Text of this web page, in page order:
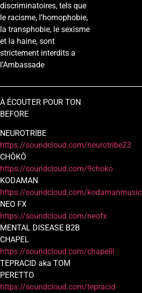
discriminatoires, tels que
le racisme, l’homophobie,
la transphobie, le sexisme
et la haine, sont
strictement interdits a
l’Ambassade
À ÉCOUTER POUR TON
BEFORE
NEUROTRIBE
https://soundcloud.com/neurotribe23
CHÔKÔ
https://soundcloud.com/9choko
KODAMAN
https://soundcloud.com/kodamanmusic
NEO FX
https://soundcloud.com/neofx
MENTAL DISEASE B2B
CHAPEL
https://soundcloud.com/chapelll
TEPRACID aka TOM
PERETTO
https://soundcloud.com/tepracid